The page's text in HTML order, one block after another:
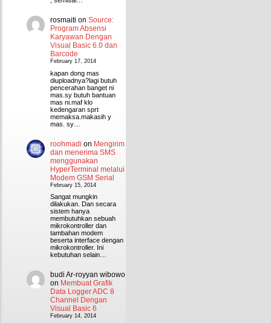
rosmaiti on Source:
Program Absensi
Karyawan Dengan
Visual Basic 6.0 dan
Barcode
February 17, 2014
kapan dong mas
diuploadnya?lagi butuh
pencerahan banget ni
mas.sy butuh bantuan
mas ni.maf klo
kedengaran sprt
memaksa.makasih y
mas. sy…
roohmadi on Mengirim
dan menerima SMS
menggunakan
HyperTerminal melalui
Modem GSM Serial
February 15, 2014
Sangat mungkin
dilakukan. Dan secara
sistem hanya
membutuhkan sebuah
mikrokontroller dan
tambahan modem
beserta interface dengan
mikrokontroller. Ini
kebutuhan selain…
budi Ar-royyan wibowo
on Membuat Grafik
Data Logger ADC 8
Channel Dengan
Visual Basic 6
February 14, 2014